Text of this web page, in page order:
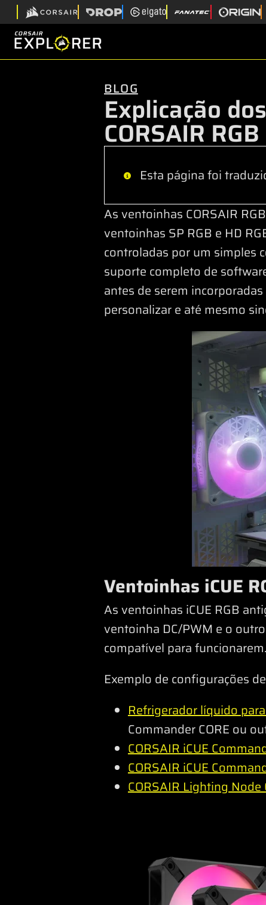
BLOG
Explicação
CORSAIR RGB
Esta página foi
As ventoinhas CORSAIR
ventoinhas SP RGB e HD
controladas por um simples
suporte completo de
antes de serem
personalizar e até mesmo
Ventoinhas iCUE
As ventoinhas iCUE RGB
ventoinha DC/PWM e o
compatível para funcionarem.
Exemplo de configurações
Refrigerador líquido para
Commander CORE ou
CORSAIR iCUE
CORSAIR iCUE
CORSAIR Lighting Node